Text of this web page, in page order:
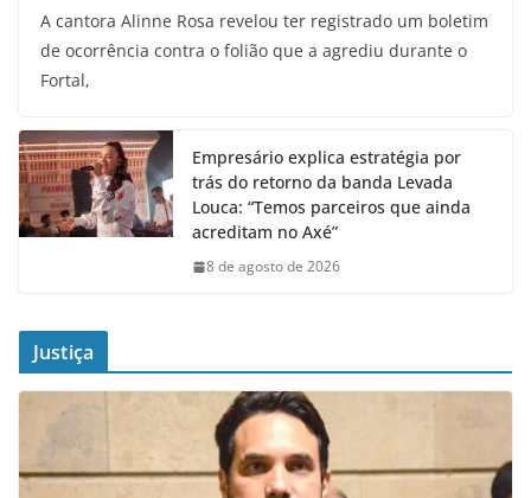
A cantora Alinne Rosa revelou ter registrado um boletim
de ocorrência contra o folião que a agrediu durante o
Fortal,
Empresário explica estratégia por
trás do retorno da banda Levada
Louca: “Temos parceiros que ainda
acreditam no Axé”
8 de agosto de 2026
Justiça